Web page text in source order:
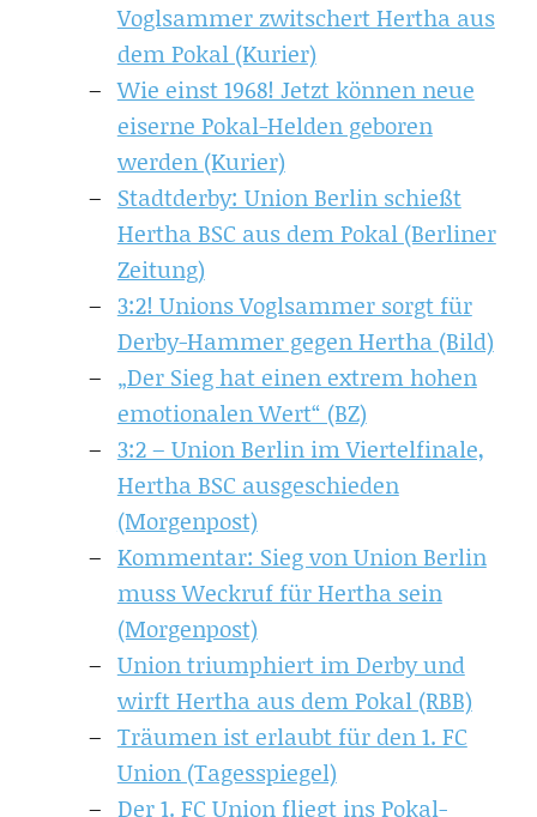
Voglsammer zwitschert Hertha aus
dem Pokal (Kurier)
Wie einst 1968! Jetzt können neue
eiserne Pokal-Helden geboren
werden (Kurier)
Stadtderby: Union Berlin schießt
Hertha BSC aus dem Pokal (Berliner
Zeitung)
3:2! Unions Voglsammer sorgt für
Derby-Hammer gegen Hertha (Bild)
„Der Sieg hat einen extrem hohen
emotionalen Wert“ (BZ)
3:2 – Union Berlin im Viertelfinale,
Hertha BSC ausgeschieden
(Morgenpost)
Kommentar: Sieg von Union Berlin
muss Weckruf für Hertha sein
(Morgenpost)
Union triumphiert im Derby und
wirft Hertha aus dem Pokal (RBB)
Träumen ist erlaubt für den 1. FC
Union (Tagesspiegel)
Der 1. FC Union fliegt ins Pokal-